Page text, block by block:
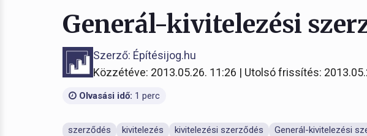
Generál-kivitelezési
Szerző: Építésijog.hu
Közzétéve: 2013.05.26. 11:26 | Utolsó frissítés:
Olvasási idő: 1 perc
szerződés kivitelezés kivitelezési szerződés Generál-kivitelezési